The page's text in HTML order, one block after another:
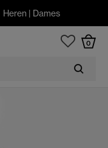
Heren | Dames
0